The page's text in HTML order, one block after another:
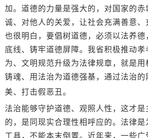
加。道德的力量是强大的，对国家的赤
诚、对他人的关爱，让社会充满善意、
也很明白，要倡树道德，必须以法养
底线、铸牢道德屏障。我省积极推动孝
为、文明规范升级为法律规章，就是用
铸魂、用法治为道德强基，通过法治
美、打击假恶丑。
法治能够守护道德、观照人性，这才是
的，是同现实合理性相呼应的。法律是
工具，不能本末倒置。近年来，一些广